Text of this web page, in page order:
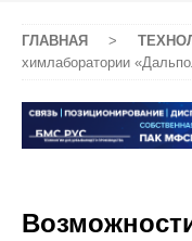
ГЛАВНАЯ >
химлаборатории